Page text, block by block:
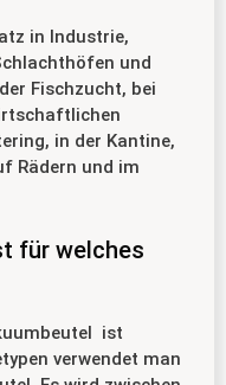
in Industrie,
und
Fischzucht, bei
in der Kantine,
Rädern und im
für welches
ist
verwendet man